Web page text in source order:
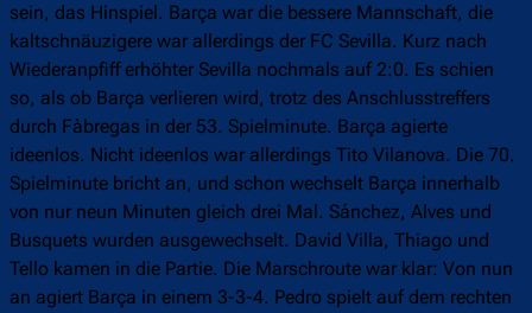
sein, das Hinspiel. Barça war die bessere Mannschaft, die
kaltschnäuzigere war allerdings der FC Sevilla. Kurz nach
Wiederanpfiff erhöhter Sevilla nochmals auf 2:0. Es schien
so, als ob Barça verlieren wird, trotz des Anschlusstreffers
durch Fàbregas in der 53. Spielminute. Barça agierte
ideenlos. Nicht ideenlos war allerdings Tito Vilanova. Die 70.
Spielminute bricht an, und schon wechselt Barça innerhalb
von nur neun Minuten gleich drei Mal. Sánchez, Alves und
Busquets wurden ausgewechselt. David Villa, Thiago und
Tello kamen in die Partie. Die Marschroute war klar: Von nun
an agiert Barça in einem 3-3-4. Pedro spielt auf dem rechten